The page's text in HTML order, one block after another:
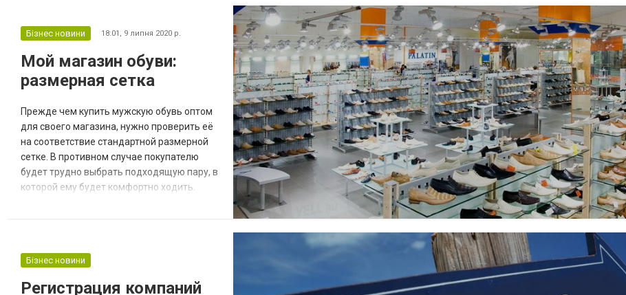
Оборудование для кофе, эспрессо и
превратить ароматные зёрна кофе в
напитки типа латте...
Бізнес новини 18:01, 9 липня 2020 р.
Мой магазин обуви:
размерная сетка
Прежде чем купить мужскую обувь оптом
для своего магазина, нужно проверить её
на соответствие стандартной размерной
сетке. В противном случае покупателю
будет трудно выбрать подходящую пару, в
которой ему будет комфортно ходить.
покупателю магазина будет максимально
Бізнес новини
Регистрация компаний